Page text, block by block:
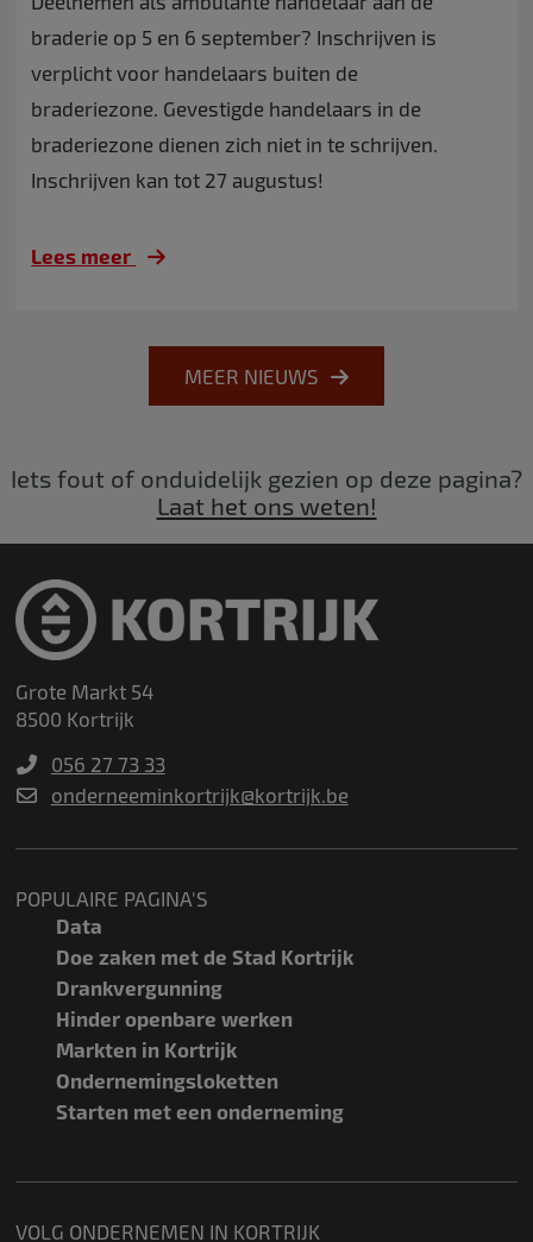
braderie op 5 en 6 september? Inschrijven is
verplicht voor handelaars buiten de
braderiezone. Gevestigde handelaars in de
braderiezone dienen zich niet in te schrijven.
Inschrijven kan tot 27 augustus!
Lees meer
MEER NIEUWS
Iets fout of onduidelijk gezien op deze pagina?
Laat het ons weten!
Grote Markt 54
8500 Kortrijk
056 27 73 33
onderneeminkortrijk@kortrijk.be
POPULAIRE PAGINA'S
Data
Doe zaken met de Stad Kortrijk
Drankvergunning
Hinder openbare werken
Markten in Kortrijk
Ondernemingsloketten
Starten met een onderneming
VOLG ONDERNEMEN IN KORTRIJK